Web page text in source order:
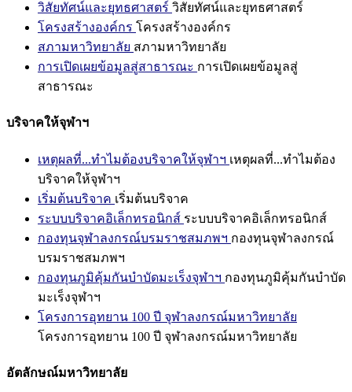
วิสัยทัศน์และยุทธศาสตร์ วิสัยทัศน์และยุทธศาสตร์
โครงสร้างองค์กร โครงสร้างองค์กร
สภามหาวิทยาลัย สภามหาวิทยาลัย
การเปิดเผยข้อมูลสู่สาธารณะ การเปิดเผยข้อมูลสู่
สาธารณะ
บริจาคให้จุฬาฯ
เหตุผลที่...ทำไมต้องบริจาคให้จุฬาฯ เหตุผลที่...ทำไมต้อง
บริจาคให้จุฬาฯ
เริ่มต้นบริจาค เริ่มต้นบริจาค
ระบบบริจาคอิเล็กทรอนิกส์ ระบบบริจาคอิเล็กทรอนิกส์
กองทุนจุฬาลงกรณ์บรมราชสมภพฯ กองทุนจุฬาลงกรณ์
บรมราชสมภพฯ
กองทุนภูมิคุ้มกันบำบัดมะเร็งจุฬาฯ กองทุนภูมิคุ้มกันบำบัด
มะเร็งจุฬาฯ
โครงการอุทยาน 100 ปี จุฬาลงกรณ์มหาวิทยาลัย
โครงการอุทยาน 100 ปี จุฬาลงกรณ์มหาวิทยาลัย
อัตลักษณ์มหาวิทยาลัย